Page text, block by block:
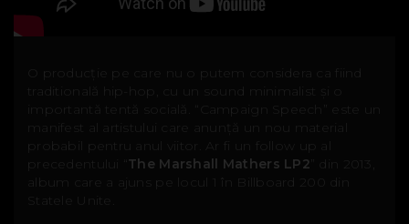
O producție pe care nu o putem considera ca fiind
traditională hip-hop, cu un sound minimalist și o
importantă tentă socială. “Campaign Speech” este un
manifest al artistului care anunță un nou material
probabil pentru anul viitor. Ar fi un follow up al
precedentului “ The Marshall Mathers LP2 ” din 2013,
album care a ajuns pe locul 1 în Billboard 200 din
Statele Unite.